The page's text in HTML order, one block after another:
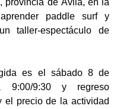
paddle surf y
taller-espectáculo de
es el sábado 8 de
9:00/9:30 y regreso
el precio de la actividad